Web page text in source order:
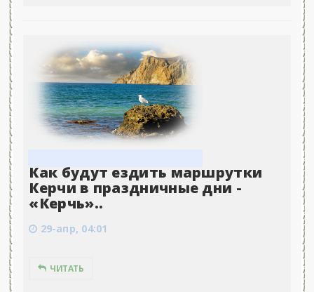
Как будут ездить маршрутки
Керчи в праздничные дни -
«Керчь»..
29-апр, 04:01
ЧИТАТЬ